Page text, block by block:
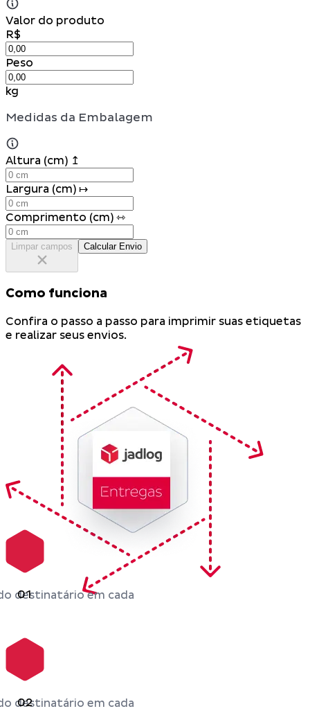
Valor do produto
R$
Peso
kg
Medidas da Embalagem
Altura (cm) ↥
Largura (cm) ↦
Comprimento (cm) ⇿
Limpar campos Calcular Envio
Como funciona
Confira o passo a passo para imprimir suas etiquetas
e realizar seus envios.
01
destinatário em cada
02
destinatário em cada